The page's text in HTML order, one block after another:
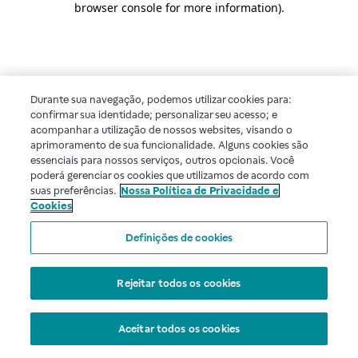
browser console for more information).
Durante sua navegação, podemos utilizar cookies para:
confirmar sua identidade; personalizar seu acesso; e
acompanhar a utilização de nossos websites, visando o
aprimoramento de sua funcionalidade. Alguns cookies são
essenciais para nossos serviços, outros opcionais. Você
poderá gerenciar os cookies que utilizamos de acordo com
suas preferências. Nossa Política de Privacidade e
Cookies
Definições de cookies
Rejeitar todos os cookies
Aceitar todos os cookies